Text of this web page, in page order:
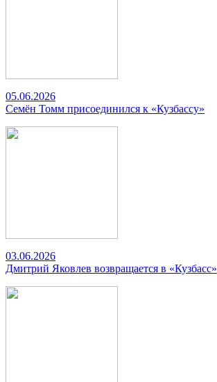
05.06.2026
Семён Томм присоединился к «Кузбассу»
03.06.2026
Дмитрий Яковлев возвращается в «Кузбасс»